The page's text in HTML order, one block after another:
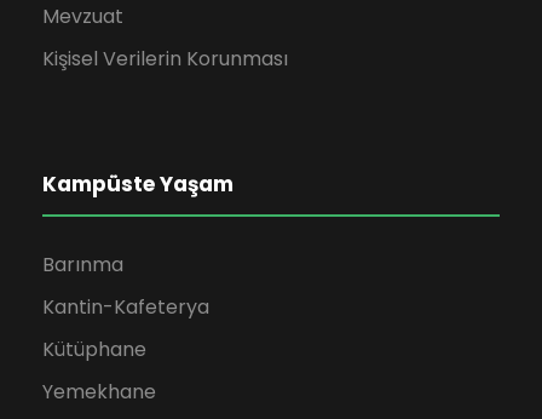
Mevzuat
Kişisel Verilerin Korunması
Kampüste Yaşam
Barınma
Kantin-Kafeterya
Kütüphane
Yemekhane